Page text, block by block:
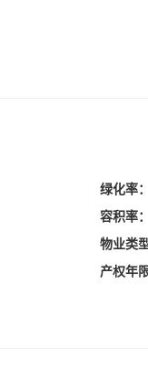
绿化率：
容积率：
物业类型
产权年限